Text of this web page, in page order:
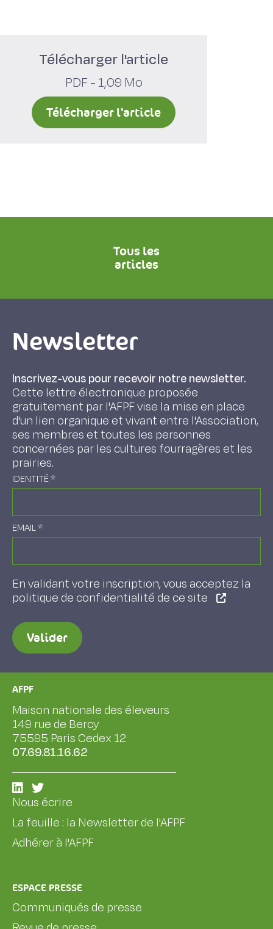
Télécharger l'article
PDF - 1,09 Mo
Télécharger l'article
Tous les
articles
Newsletter
Inscrivez-vous pour recevoir notre newsletter.
Cette lettre électronique proposée
gratuitement par l'AFPF vise la mise en place
d'un lien organique et vivant entre l'Association,
ses membres et toutes les personnes
concernées par les cultures fourragères et les
prairies.
IDENTITÉ*
EMAIL*
En validant votre inscription, vous acceptez la
politique de confidentialité de ce site
Valider
AFPF
Maison nationale des éleveurs
149 rue de Bercy
75595 Paris Cedex 12
07.69.81.16.62
Nous écrire
La feuille : la Newsletter de l'AFPF
Adhérer à l'AFPF
ESPACE PRESSE
Communiqués de presse